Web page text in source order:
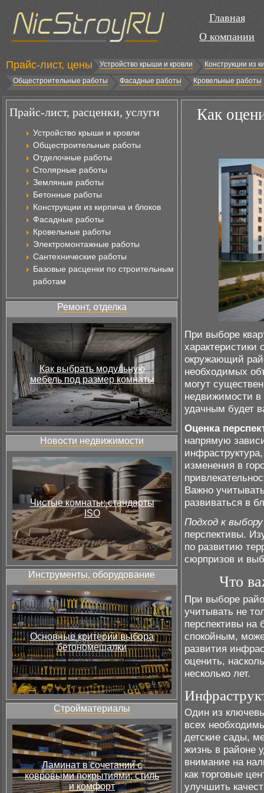
Главная
О компании
Прайс-лист, цены Устройство крыши и кровли
Конструкции из
Общестроительные работы
Фасадные работы Кровельные работы
Прайс-лист, расценки, услуги
Устройство крыши и кровли
Общестроительные работы
Отделочные работы
Столярные работы
Земляные работы
Бетонные работы
Конструкции из кирпича и блоков
Фасадные работы
Кровельные работы
Электромонтажные работы
Сантехнические работы
Базовые расценки по строительным
работам
Ремонт, отделка
Как выбрать модульную
мебель под размер комнаты
Новости недвижимости
Чистые комнаты: стандарты
ISO
Инструменты, оборудование
Основные критерии выбора
бетономешалки
Стройматериалы
Ламинат в сочетании с
ковровыми покрытиями: стиль
и комфорт
Как
При выборе
характеристики
окружающий
необходимых
могут
недвижимости в
удачным будет
Оценка
напрямую
изменения в
Важно
развиваться в
Подход к
перспективы.
по развитию
сюрпризов и
Что
При выборе
учитывать не
перспективы на
спокойным,
развития
оценить,
несколько лет.
Один из
всех
детские сады,
жизнь в районе
внимание на
как торговые
улучшить